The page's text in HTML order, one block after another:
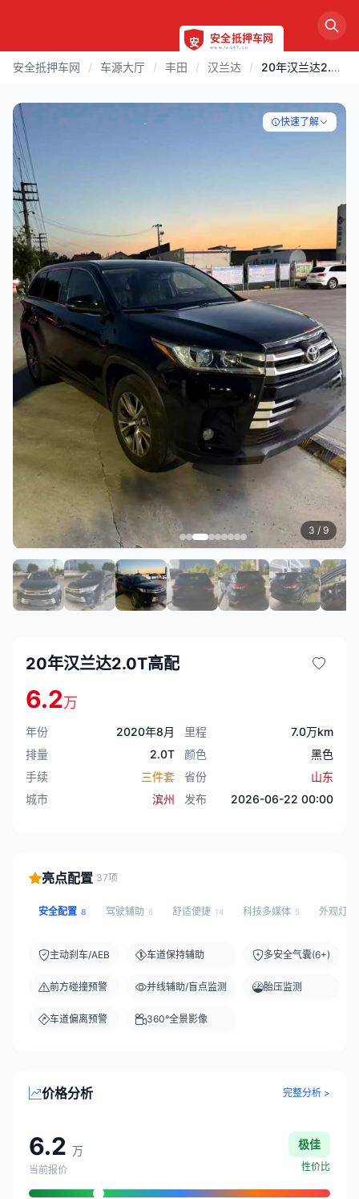
安全抵押车网 / 车源大厅 / 丰田 / 汉兰达 / 20年汉兰达2.0T高配
快速了解
3 / 9
20年汉兰达2.0T高配
6.2万
年份 2020年8月 里程
7.0万km
排量
2.0T 颜色
黑色
手续
三件套 省份
山东
城市
滨州 发布 2026-06-22 00:00
亮点配置 37项
安全配置 8 驾驶辅助 6 舒适便捷 14 科技多媒体 5 外观灯光
主动刹车/AEB
前方碰撞预警
车道偏离预警
车道保持辅助
并线辅助/盲点监测
360°全景影像
多安全气囊(6+)
胎压监测
价格分析 完整分析 >
6.2 万
当前报价
极佳
性价比